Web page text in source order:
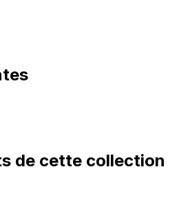
de cette collection